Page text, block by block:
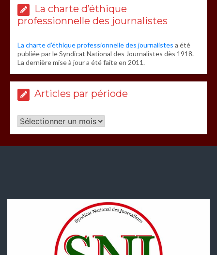
La charte d’éthique
professionnelle des journalistes
La charte d’éthique professionnelle des journalistes a été
publiée par le Syndicat National des Journalistes dès 1918.
La dernière mise à jour a été faite en 2011.
Articles par période
Articles
par
période